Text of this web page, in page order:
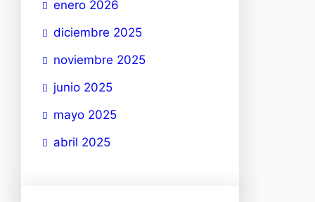
enero 2026
diciembre 2025
noviembre 2025
junio 2025
mayo 2025
abril 2025